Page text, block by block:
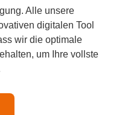
Alle unsere
digitalen Tool
wir die optimale
um Ihre vollste